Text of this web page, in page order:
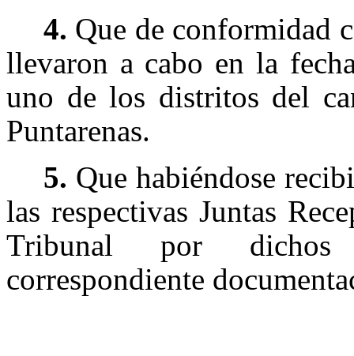
4. Que de conformidad
llevaron a cabo en la
uno de los distritos del
Puntarenas.
5. Que habiéndose
las respectivas Juntas
Tribunal por dichos
correspondiente